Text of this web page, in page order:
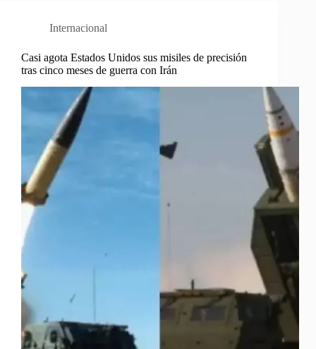
Internacional
Casi agota Estados Unidos sus misiles de precisión
tras cinco meses de guerra con Irán